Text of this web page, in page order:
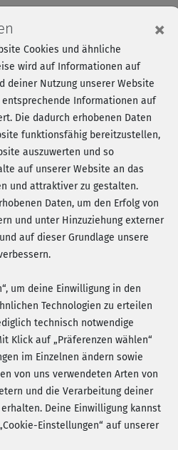
Play
Video
Bauer - Energie
×
Cookies und ähnliche
wird auf Informationen auf
deiner Nutzung unserer Website
entsprechende Informationen auf
Die dadurch erhobenen Daten
funktionsfähig bereitzustellen,
auszuwerten und so
auf unserer Website an das
und attraktiver zu gestalten.
Daten, um den Erfolg von
und unter Hinzuziehung externer
auf dieser Grundlage unsere
um deine Einwilligung in den
Technologien zu erteilen
technisch notwendige
Klick auf „Präferenzen wählen“
im Einzelnen ändern sowie
von uns verwendeten Arten von
und die Verarbeitung deiner
Deine Einwilligung kannst
Einstellungen“ auf unserer